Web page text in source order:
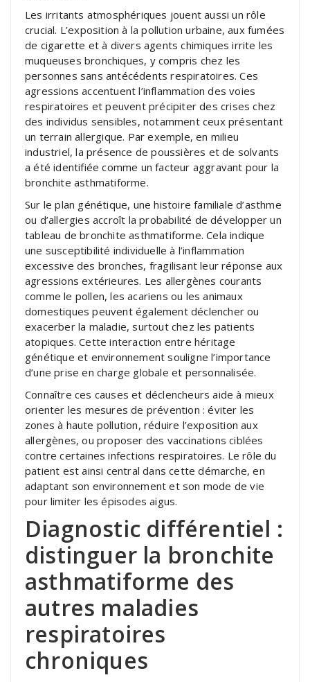
Les irritants atmosphériques jouent aussi un rôle
crucial. L’exposition à la pollution urbaine, aux fumées
de cigarette et à divers agents chimiques irrite les
muqueuses bronchiques, y compris chez les
personnes sans antécédents respiratoires. Ces
agressions accentuent l’inflammation des voies
respiratoires et peuvent précipiter des crises chez
des individus sensibles, notamment ceux présentant
un terrain allergique. Par exemple, en milieu
industriel, la présence de poussières et de solvants
a été identifiée comme un facteur aggravant pour la
bronchite asthmatiforme.
Sur le plan génétique, une histoire familiale d’asthme
ou d’allergies accroît la probabilité de développer un
tableau de bronchite asthmatiforme. Cela indique
une susceptibilité individuelle à l’inflammation
excessive des bronches, fragilisant leur réponse aux
agressions extérieures. Les allergènes courants
comme le pollen, les acariens ou les animaux
domestiques peuvent également déclencher ou
exacerber la maladie, surtout chez les patients
atopiques. Cette interaction entre héritage
génétique et environnement souligne l’importance
d’une prise en charge globale et personnalisée.
Connaître ces causes et déclencheurs aide à mieux
orienter les mesures de prévention : éviter les
zones à haute pollution, réduire l’exposition aux
allergènes, ou proposer des vaccinations ciblées
contre certaines infections respiratoires. Le rôle du
patient est ainsi central dans cette démarche, en
adaptant son environnement et son mode de vie
pour limiter les épisodes aigus.
Diagnostic différentiel :
distinguer la bronchite
asthmatiforme des
autres maladies
respiratoires
chroniques